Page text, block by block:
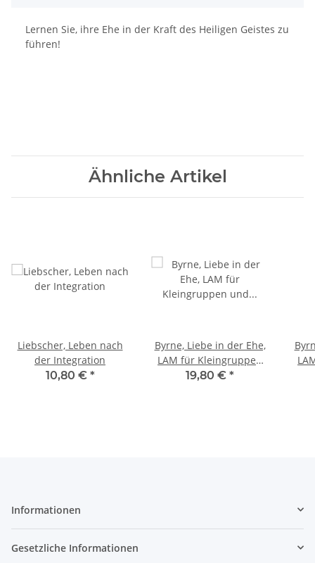
Lernen Sie, ihre Ehe in der Kraft des Heiligen Geistes zu
führen!
Ähnliche Artikel
Liebscher, Leben nach
der Integration
10,80 € *
Byrne, Liebe in der Ehe,
LAM für Kleingruppen
und Hauskreise
19,80 € *
Informationen
Gesetzliche Informationen